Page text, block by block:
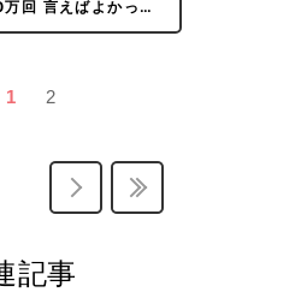
回 言えばよかっ…
1 2
記事